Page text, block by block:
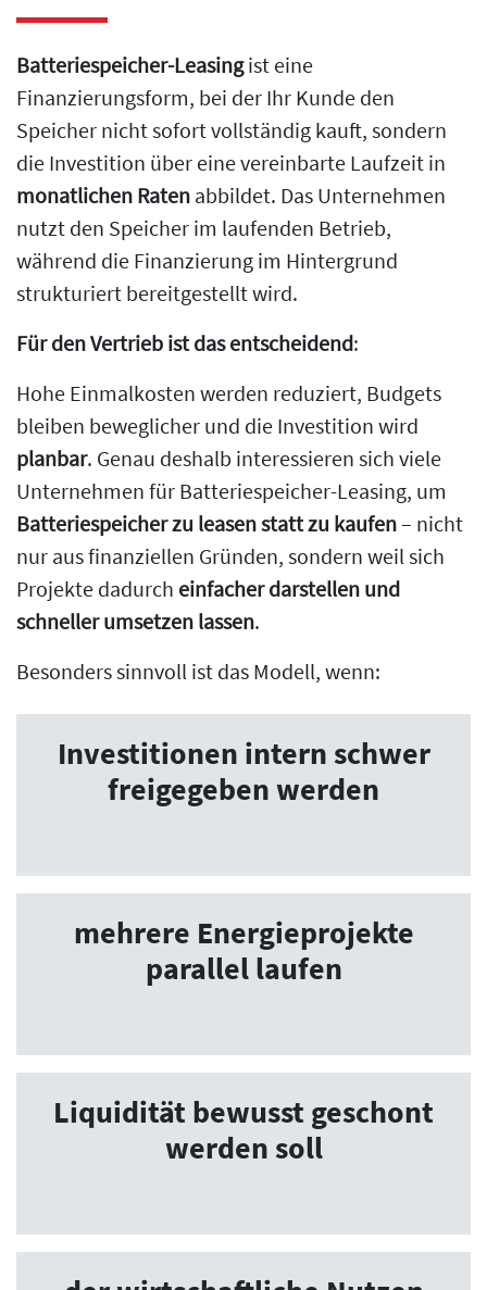
Batteriespeicher-Leasingist eine
Finanzierungsform, bei der Ihr Kunde den
Speicher nicht sofort vollständig kauft, sondern
die Investition über eine vereinbarte Laufzeit in
monatlichen Raten abbildet. Das Unternehmen
nutzt den Speicher im laufenden Betrieb,
während die Finanzierung im Hintergrund
strukturiert bereitgestellt wird.
Für den Vertrieb ist das entscheidend:
Hohe Einmalkosten werden reduziert, Budgets
bleiben beweglicher und die Investition wird
planbar. Genau deshalb interessieren sich viele
Unternehmen für Batteriespeicher-Leasing, um
Batteriespeicher zu leasen statt zu kaufen– nicht
nur aus finanziellen Gründen, sondern weil sich
Projekte dadurch einfacher darstellen und
schneller umsetzen lassen.
Besonders sinnvoll ist das Modell, wenn:
Investitionen intern schwer
freigegeben werden
mehrere Energieprojekte
parallel laufen
Liquidität bewusst geschont
werden soll